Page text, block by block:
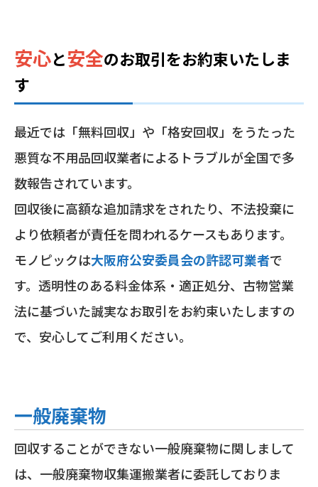
安心と安全のお取引をお約束いたしま
す
最近では「無料回収」や「格安回収」をうたった
悪質な不用品回収業者によるトラブルが全国で多
数報告されています。
回収後に高額な追加請求をされたり、不法投棄に
より依頼者が責任を問われるケースもあります。
モノピックは大阪府公安委員会の許認可業者で
す。透明性のある料金体系・適正処分、古物営業
法に基づいた誠実なお取引をお約束いたしますの
で、安心してご利用ください。
一般廃棄物
回収することができない一般廃棄物に関しまして
は、一般廃棄物収集運搬業者に委託しておりま